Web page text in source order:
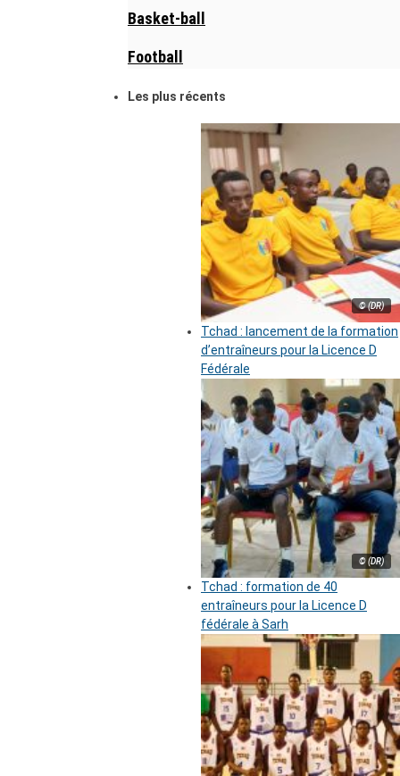
Basket-ball
Football
Les plus récents
© (DR)
Tchad : lancement de la formation
d’entraîneurs pour la Licence D
Fédérale
© (DR)
Tchad : formation de 40
entraîneurs pour la Licence D
fédérale à Sarh